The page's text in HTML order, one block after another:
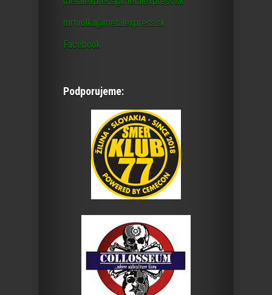
mrtvolka@metalexpress.sk
Facebook
Podporujeme: